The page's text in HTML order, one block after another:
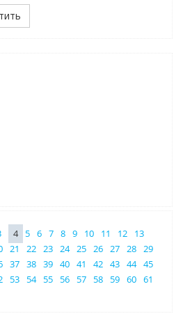
4 5 6 7 8 9 10 11 12
13
21 22 23 24 25 26 27 28 29
37 38 39 40 41 42 43 44 45
53 54 55 56 57 58 59 60 61